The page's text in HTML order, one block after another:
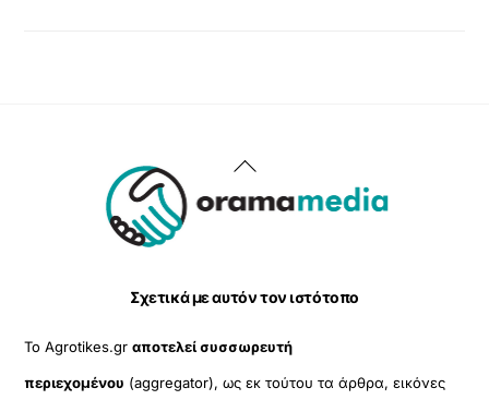
Back
To
Σχετικά με αυτόν τον ιστότοπο
Το Agrotikes.grαποτελεί συσσωρευτή
περιεχομένου (aggregator), ως εκ τούτου τα άρθρα, εικόνες